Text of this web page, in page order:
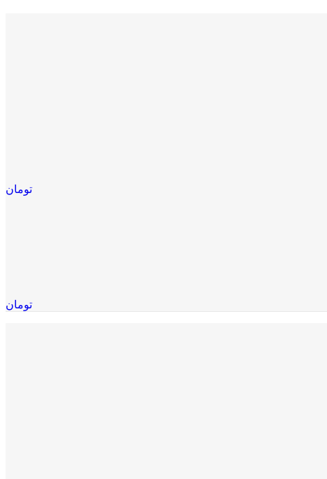
تومان
تومان